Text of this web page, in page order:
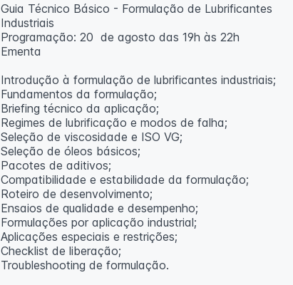
Guia Técnico Básico - Formulação de Lubrificantes
Industriais
Programação: 20 de agosto das 19h às 22h
Ementa
Introdução à formulação de lubrificantes industriais;
Fundamentos da formulação;
Briefing técnico da aplicação;
Regimes de lubrificação e modos de falha;
Seleção de viscosidade e ISO VG;
Seleção de óleos básicos;
Pacotes de aditivos;
Compatibilidade e estabilidade da formulação;
Roteiro de desenvolvimento;
Ensaios de qualidade e desempenho;
Formulações por aplicação industrial;
Aplicações especiais e restrições;
Checklist de liberação;
Troubleshooting de formulação.